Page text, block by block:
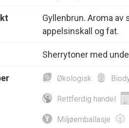
Gyllenbrun. Aroma av
appelsinskall og fat.
Sherrytoner med
Økologisk
Rettferdig handel
Miljøemballasje